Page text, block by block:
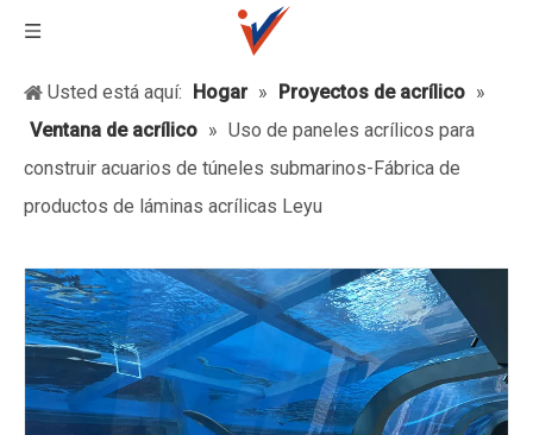
Usted está aquí: Hogar » Proyectos de acrílico »
Ventana de acrílico » Uso de paneles acrílicos para
construir acuarios de túneles submarinos-Fábrica de
productos de láminas acrílicas Leyu